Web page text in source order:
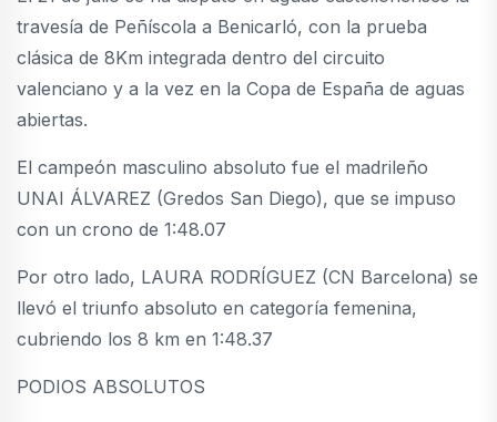
travesía de Peñíscola a Benicarló, con la prueba
clásica de 8Km integrada dentro del circuito
valenciano y a la vez en la Copa de España de aguas
abiertas.
El campeón masculino absoluto fue el madrileño
UNAI ÁLVAREZ (Gredos San Diego), que se impuso
con un crono de 1:48.07
Por otro lado, LAURA RODRÍGUEZ (CN Barcelona) se
llevó el triunfo absoluto en categoría femenina,
cubriendo los 8 km en 1:48.37
PODIOS ABSOLUTOS